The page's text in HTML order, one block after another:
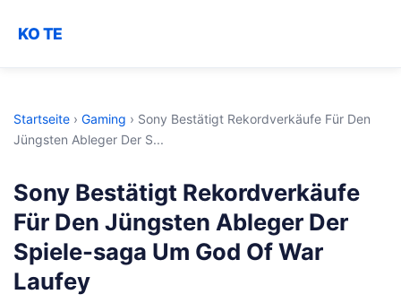
KO TE
Startseite › Gaming › Sony Bestätigt Rekordverkäufe Für Den
Jüngsten Ableger Der S...
Sony Bestätigt Rekordverkäufe
Für Den Jüngsten Ableger Der
Spiele-saga Um God Of War
Laufey